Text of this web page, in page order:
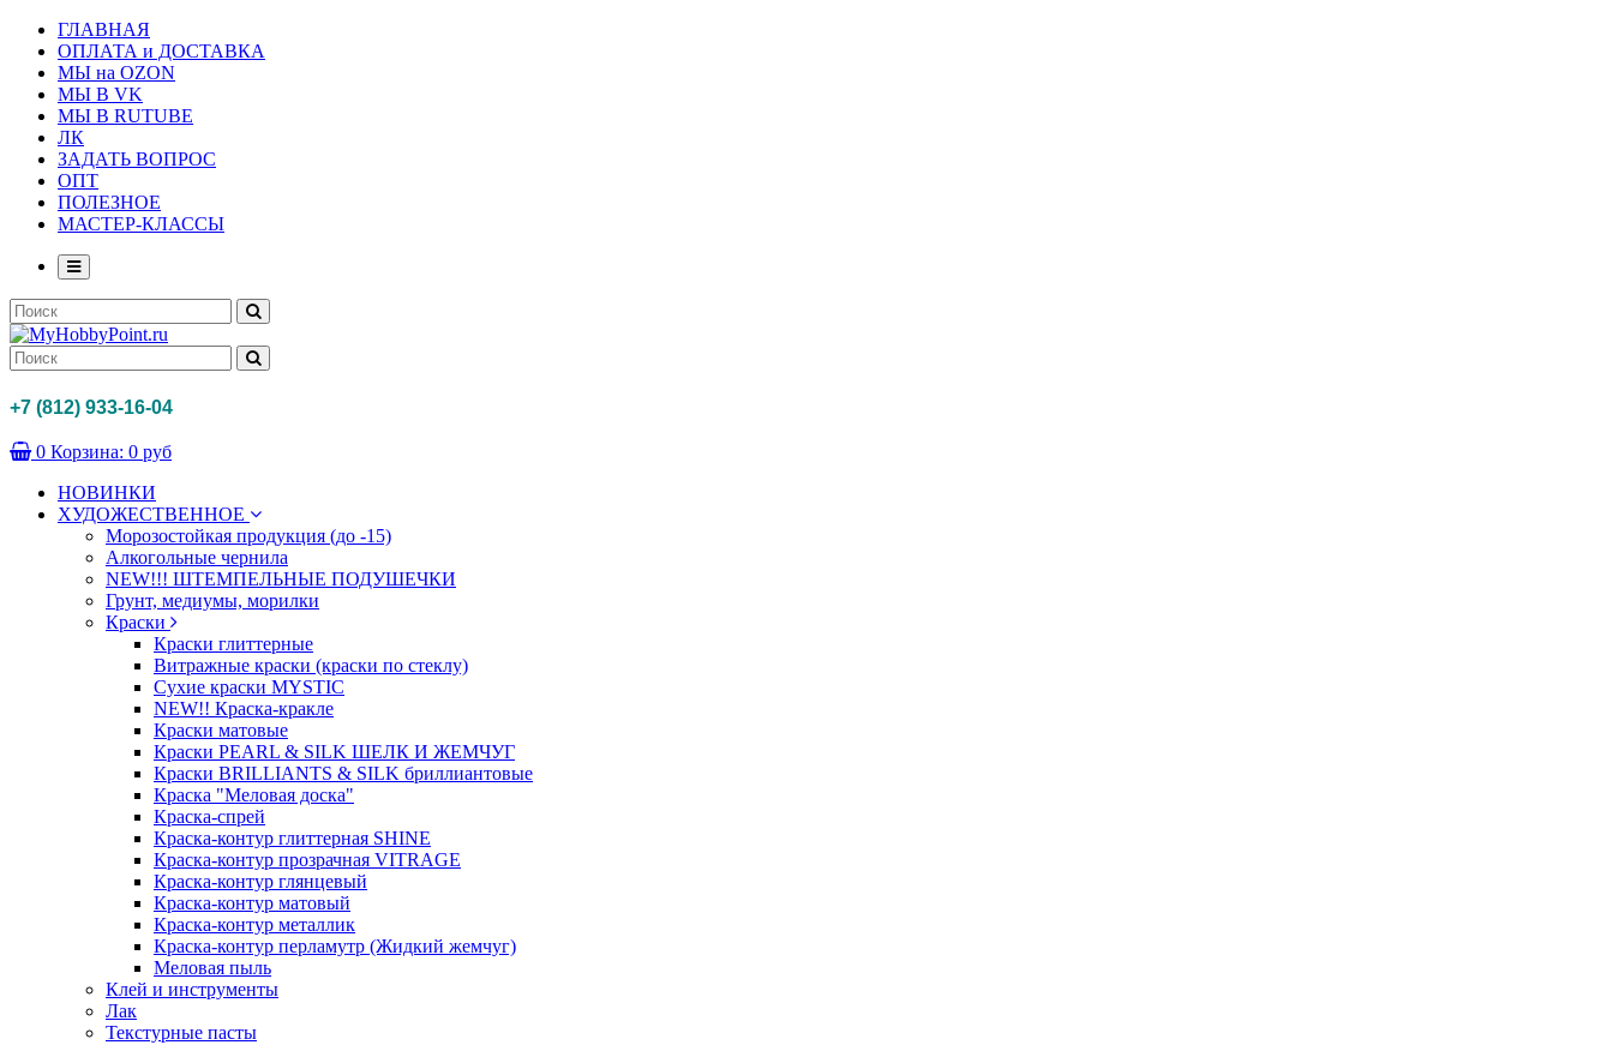
ГЛАВНАЯ
ОПЛАТА и ДОСТАВКА
МЫ на OZON
МЫ В VK
МЫ В RUTUBE
ЛК
ЗАДАТЬ ВОПРОС
ОПТ
ПОЛЕЗНОЕ
МАСТЕР-КЛАССЫ
+7 (812) 933-16-04
0 Корзина: 0 руб
НОВИНКИ
ХУДОЖЕСТВЕННОЕ
Морозостойкая продукция (до -15)
Алкогольные чернила
NEW!!! ШТЕМПЕЛЬНЫЕ ПОДУШЕЧКИ
Грунт, медиумы, морилки
Краски
Краски глиттерные
Витражные краски (краски по стеклу)
Сухие краски MYSTIC
NEW!! Краска-кракле
Краски матовые
Краски PEARL & SILK ШЕЛК И ЖЕМЧУГ
Краски BRILLIANTS & SILK бриллиантовые
Краска "Меловая доска"
Краска-спрей
Краска-контур глиттерная SHINE
Краска-контур прозрачная VITRAGE
Краска-контур глянцевый
Краска-контур матовый
Краска-контур металлик
Краска-контур перламутр (Жидкий жемчуг)
Меловая пыль
Клей и инструменты
Лак
Текстурные пасты